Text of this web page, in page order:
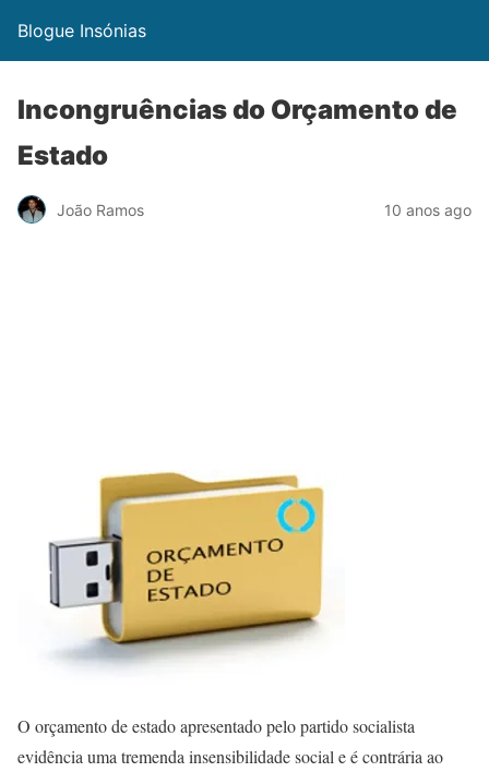
Blogue Insónias
Incongruências do Orçamento de
Estado
João Ramos 10 anos ago
O orçamento de estado apresentado pelo partido socialista
evidência uma tremenda insensibilidade social e é contrária ao